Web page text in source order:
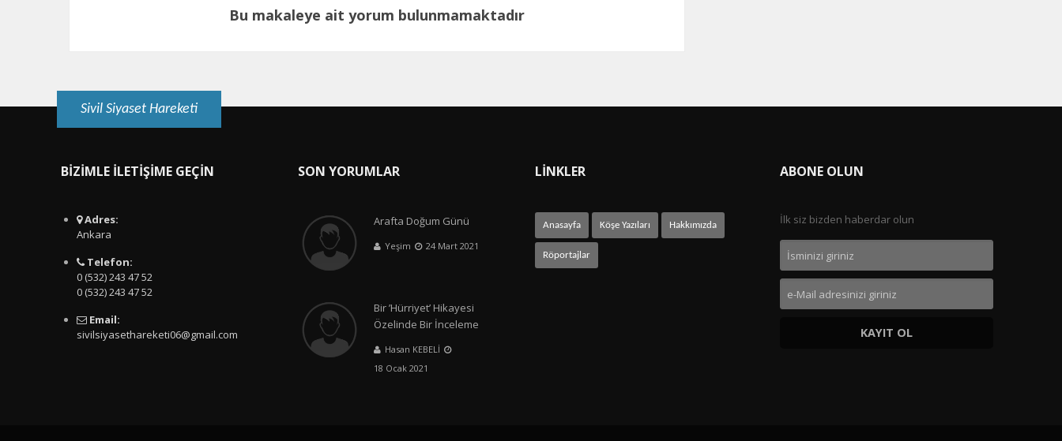
Bu makaleye ait yorum bulunmamaktadır
Sivil Siyaset Hareketi
BİZİMLE İLETİŞİME GEÇİN
Adres:
Ankara
Telefon:
0 (532) 243 47 52
0 (532) 243 47 52
Email:
sivilsiyasethareketi06@gmail.com
SON YORUMLAR
Arafta Doğum Günü
Yeşim 24 Mart 2021
Bir ’Hürriyet’ Hikayesi
Özelinde Bir İnceleme
Hasan KEBELİ
18 Ocak 2021
LİNKLER
Anasayfa Köşe Yazıları Hakkımızda
Röportajlar
ABONE OLUN
İlk siz bizden haberdar olun
KAYIT OL